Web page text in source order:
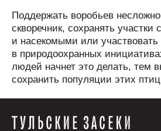
Поддержать воробьев
скворечник, сохранять участки
и насекомыми или участвовать
в природоохранных
людей начнет это делать, тем
сохранить популяции этих